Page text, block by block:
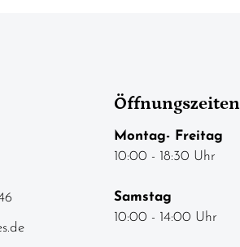
Öffnungszeiten
Montag- Freitag
10:00 - 18:30 Uhr
Samstag
10:00 - 14:00 Uhr